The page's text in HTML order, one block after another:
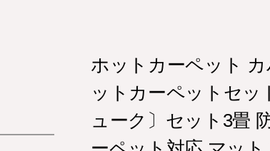
ホットカーペット
ットカーペットセッ
ューク〕セット3畳